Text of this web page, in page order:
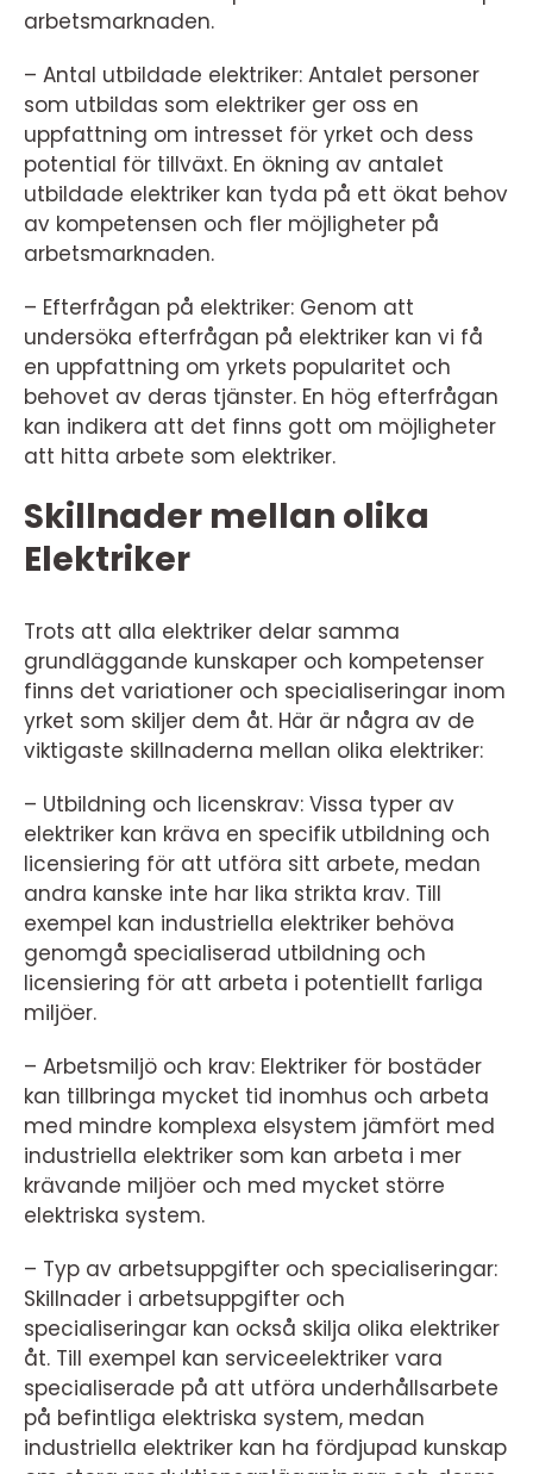
arbetsmarknaden.
– Antal utbildade elektriker: Antalet personer
som utbildas som elektriker ger oss en
uppfattning om intresset för yrket och dess
potential för tillväxt. En ökning av antalet
utbildade elektriker kan tyda på ett ökat behov
av kompetensen och fler möjligheter på
arbetsmarknaden.
– Efterfrågan på elektriker: Genom att
undersöka efterfrågan på elektriker kan vi få
en uppfattning om yrkets popularitet och
behovet av deras tjänster. En hög efterfrågan
kan indikera att det finns gott om möjligheter
att hitta arbete som elektriker.
Skillnader mellan olika
Elektriker
Trots att alla elektriker delar samma
grundläggande kunskaper och kompetenser
finns det variationer och specialiseringar inom
yrket som skiljer dem åt. Här är några av de
viktigaste skillnaderna mellan olika elektriker:
– Utbildning och licenskrav: Vissa typer av
elektriker kan kräva en specifik utbildning och
licensiering för att utföra sitt arbete, medan
andra kanske inte har lika strikta krav. Till
exempel kan industriella elektriker behöva
genomgå specialiserad utbildning och
licensiering för att arbeta i potentiellt farliga
miljöer.
– Arbetsmiljö och krav: Elektriker för bostäder
kan tillbringa mycket tid inomhus och arbeta
med mindre komplexa elsystem jämfört med
industriella elektriker som kan arbeta i mer
krävande miljöer och med mycket större
elektriska system.
– Typ av arbetsuppgifter och specialiseringar:
Skillnader i arbetsuppgifter och
specialiseringar kan också skilja olika elektriker
åt. Till exempel kan serviceelektriker vara
specialiserade på att utföra underhållsarbete
på befintliga elektriska system, medan
industriella elektriker kan ha fördjupad kunskap